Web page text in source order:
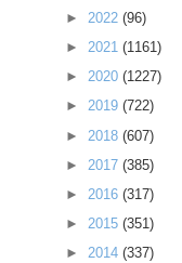
► 2022 (96)
► 2021 (1161)
► 2020 (1227)
► 2019 (722)
► 2018 (607)
► 2017 (385)
► 2016 (317)
► 2015 (351)
► 2014 (337)